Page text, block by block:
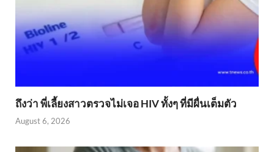
ถึงว่า พี่เลี้ยงสาวตรวจไม่เจอ HIV ทั้งๆ ที่มีผื่นเต็มตัว
August 6, 2026